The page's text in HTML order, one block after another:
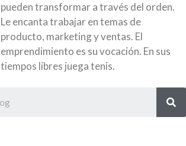
pueden transformar a través del orden.
Le encanta trabajar en temas de
producto, marketing y ventas. El
emprendimiento es su vocación. En sus
tiempos libres juega tenis.